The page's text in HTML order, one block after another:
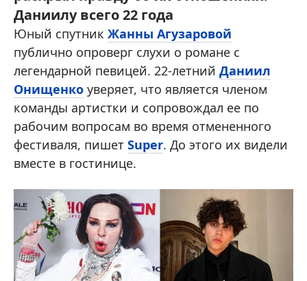
Даниилу всего 22 года
Юный спутник Жанны Агузаровой
публично опроверг слухи о романе с
легендарной певицей. 22-летний Даниил
Онищенко уверяет, что является членом
команды артистки и сопровождал ее по
рабочим вопросам во время отмененного
фестиваля, пишет Super. До этого их видели
вместе в гостинице.